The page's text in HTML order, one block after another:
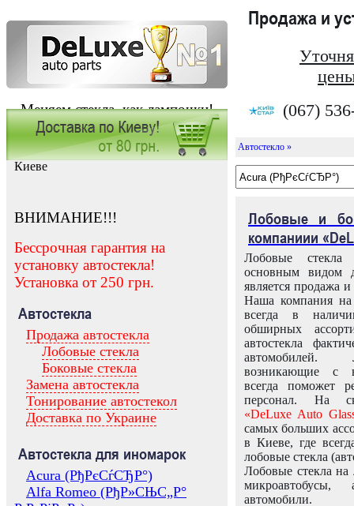
Меняем стекла, как лампочки!
Продажа и
(067)
Заказать установку автостекла в
Киеве
ВНИМАНИЕ!!!
Бессрочная гарантия на
установку автостекла!
Установка от 250 грн.
Автостекла
Продажа автостекла
Лобовые стекла
Боковые стекла
Замена автостекла
Тонирование автостекол
Доставка по Украине
Автостекла для иномарок
Acura (РђРєСѓСЂР°)
Alfa Romeo (РђР»СЊС„Р°
Автостекло »
Лобовые и
компаниии
Лобовые
основным видом
является продажа и
Наша компания на
всегда в
обширных
автостекла
возникающие с
всегда поможет
персонал. На
«DeLuxe Auto
самых больших
в Киеве, где
лобовые стекла
Лобовые стекла на
микроавтобусы,
автомобили.